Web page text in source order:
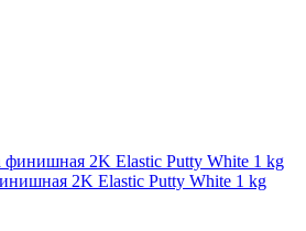
2K Elastic Putty White 1 kg